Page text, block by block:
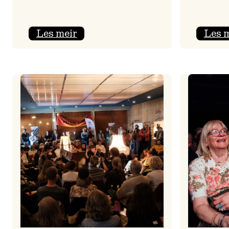
Les meir:
–
3.
joledag
Les